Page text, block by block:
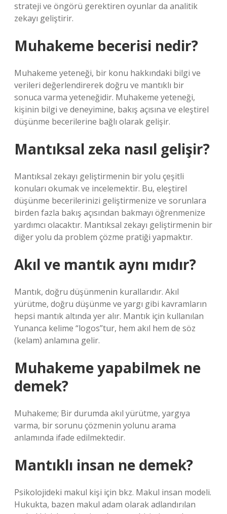
strateji ve öngörü gerektiren oyunlar da analitik
zekayı geliştirir.
Muhakeme becerisi nedir?
Muhakeme yeteneği, bir konu hakkındaki bilgi ve
verileri değerlendirerek doğru ve mantıklı bir
sonuca varma yeteneğidir. Muhakeme yeteneği,
kişinin bilgi ve deneyimine, bakış açısına ve eleştirel
düşünme becerilerine bağlı olarak gelişir.
Mantıksal zeka nasıl gelişir?
Mantıksal zekayı geliştirmenin bir yolu çeşitli
konuları okumak ve incelemektir. Bu, eleştirel
düşünme becerilerinizi geliştirmenize ve sorunlara
birden fazla bakış açısından bakmayı öğrenmenize
yardımcı olacaktır. Mantıksal zekayı geliştirmenin bir
diğer yolu da problem çözme pratiği yapmaktır.
Akıl ve mantık aynı mıdır?
Mantık, doğru düşünmenin kurallarıdır. Akıl
yürütme, doğru düşünme ve yargı gibi kavramların
hepsi mantık altında yer alır. Mantık için kullanılan
Yunanca kelime “logos”tur, hem akıl hem de söz
(kelam) anlamına gelir.
Muhakeme yapabilmek ne
demek?
Muhakeme; Bir durumda akıl yürütme, yargıya
varma, bir sorunu çözmenin yolunu arama
anlamında ifade edilmektedir.
Mantıklı insan ne demek?
Psikolojideki makul kişi için bkz. Makul insan modeli.
Hukukta, bazen makul adam olarak adlandırılan